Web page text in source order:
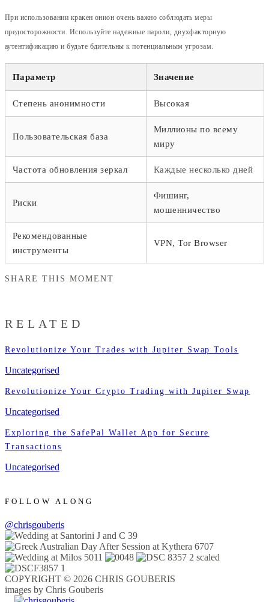
При использовании кракен онион очень важно соблюдать меры
предосторожности. Используйте надежные пароли, двухфакторную
аутентификацию и будьте бдительны к потенциальным угрозам.
Параметр Значение
Степень анонимности Высокая
Пользовательская база
Миллионы по всему
миру
Частота обновления зеркал Каждые несколько дней
Риски
Фишинг,
мошенничество
Рекомендованные
инструменты
VPN, Tor Browser
SHARE THIS MOMENT
RELATED
Revolutionize Your Trades with Jupiter Swap Tools
Uncategorised
Revolutionize Your Crypto Trading with Jupiter Swap
Uncategorised
Exploring the SafePal Wallet App for Secure
Transactions
Uncategorised
FOLLOW ALONG
@chrisgouberis
COPYRIGHT © 2026 CHRIS GOUBERIS
images by Chris Gouberis